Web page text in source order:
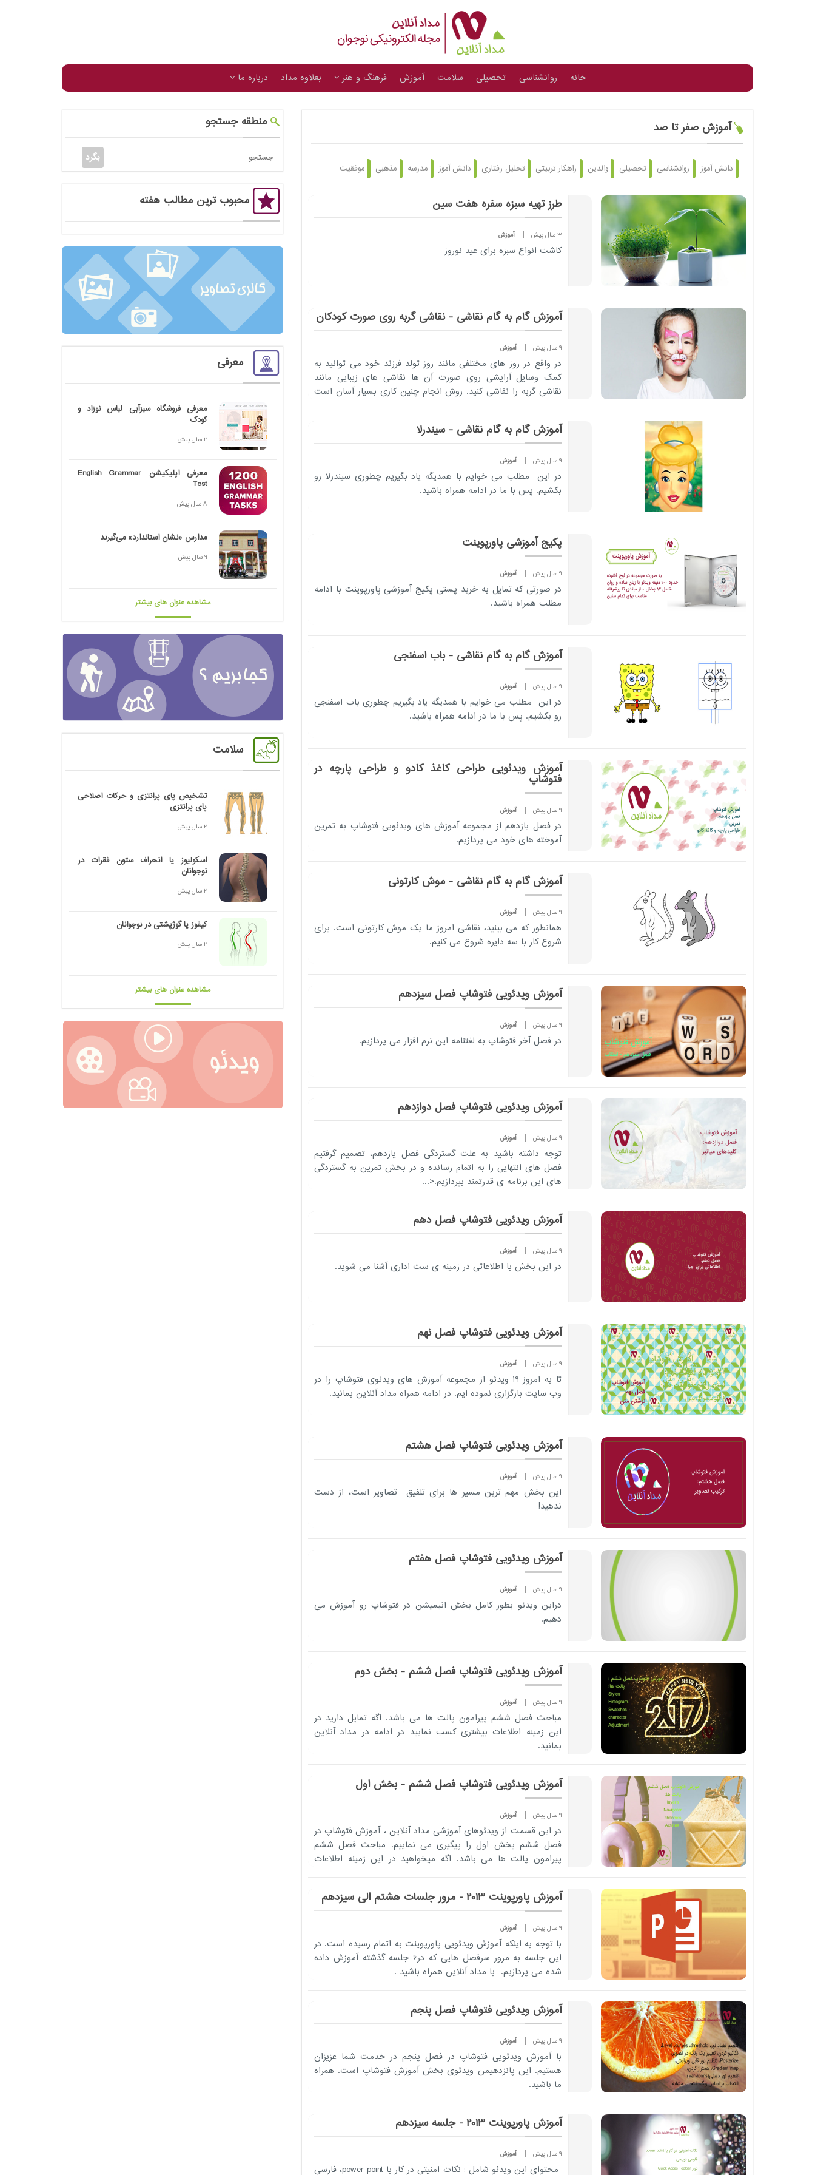
خانه روانشناسی تحصیلی سلامت آموزش فرهنگ و هنر بعلاوه مداد درباره ما
آموزش صفر تا صد
دانش آموز روانشناسی تحصیلی والدین راهکار تربیتی تحلیل رفتاری دانش آموز مدرسه مذهبی موفقیت
طرز تهیه سبزه سفره هفت سین
3 سال پیش آموزش
کاشت انواع سبزه برای عید نوروز
آموزش گام به گام نقاشی - نقاشی گربه روی صورت کودکان
9 سال پیش آموزش
در واقع در روز های مختلفی مانند روز تولد فرزند خود می توانید به
کمک وسایل آرایشی روی صورت آن ها نقاشی های زیبایی مانند
نقاشی گربه را نقاشی کنید. روش انجام چنین کاری بسیار آسان است
آموزش گام به گام نقاشی - سیندرلا
9 سال پیش آموزش
در این مطلب می خوایم با همدیگه یاد بگیریم چطوری سیندرلا رو
بکشیم. پس با ما در ادامه همراه باشید.
پکیج آموزشی پاورپوینت
9 سال پیش آموزش
در صورتی که تمایل به خرید پستی پکیج آموزشیپاورپوینت با ادامه
مطلب همراه باشید.
آموزش گام به گام نقاشی - باب اسفنجی
9 سال پیش آموزش
در این مطلب می خوایم با همدیگه یاد بگیریم چطوری باب اسفنجی
رو بکشیم. پس با ما در ادامه همراه باشید.
آموزش ویدئویی طراحی کاغذ کادو و طراحی پارچه در
فتوشاپ
9 سال پیش آموزش
در فصل یازدهم از مجموعه آموزش های ویدئویی فتوشاپ به تمرین
آموخته های خود می پردازیم.
آموزش گام به گام نقاشی - موش کارتونی
9 سال پیش آموزش
همانطور که می بینید، نقاشی امروز ما یک موش کارتونی است. برای
شروع کار با سه دایره شروع می کنیم.
آموزش ویدئویی فتوشاپ فصل سیزدهم
9 سال پیش آموزش
در فصل آخر فتوشاپ به لغتنامه این نرم افزار می پردازیم.
آموزش ویدئویی فتوشاپ فصل دوازدهم
9 سال پیش آموزش
توجه داشته باشید به علت گستردگی فصل یازدهم، تصمیم گرفتیم
فصل های انتهایی را به اتمام رسانده و در بخش تمرین به گستردگی
های این برنامه ی قدرتمند بپردازیم.<...
آموزش ویدئویی فتوشاپ فصل دهم
9 سال پیش آموزش
در این بخش با اطلاعاتی در زمینه ی ست اداری آشنا می شوید.
آموزش ویدئویی فتوشاپ فصل نهم
9 سال پیش آموزش
تا به امروز 19 ویدئو از مجموعه آموزش های ویدئوی فتوشاپ را در
وب سایت بارگزاری نموده ایم. در ادامه همراه مداد آنلاین بمانید.
آموزش ویدئویی فتوشاپ فصل هشتم
9 سال پیش آموزش
این بخش مهم ترین مسیر ها برای تلفیق تصاویر است، از دست
ندهید!
آموزش ویدئویی فتوشاپ فصل هفتم
9 سال پیش آموزش
دراین ویدئو بطور کامل بخش انیمیشن در فتوشاپ رو آموزش می
دهیم.
آموزش ویدئویی فتوشاپ فصل ششم - بخش دوم
9 سال پیش آموزش
مباحث فصل ششم پیرامون پالت ها می باشد. اگه ​تمایل دارید در
این زمینه اطلاعات بیشتری کسب نمایید در ادامه در مداد آنلاین
بمانید.
آموزش ویدئویی فتوشاپ فصل ششم - بخش اول
9 سال پیش آموزش
در این قسمت از ویدئوهای آموزشی مداد آنلاین ، آموزش فتوشاپ در
فصل ششم بخش اول را پیگیری می نماییم. مباحث فصل ششم
پیرامون پالت ها می باشد. اگه میخواهید در این زمینه اطلاعات
آموزش پاورپوینت 2013 - مرور جلسات هشتم الی سیزدهم
9 سال پیش آموزش
با توجه به اینکه آموزش ویدئویی پاورپوینت به ​اتمام رسیده است. در
این جلسه به مرور سرفصل هایی که در6 جلسه گذشته آموزش داده
شده می پردازیم. با مداد آنلاین همراه باشید .
آموزش ویدئویی فتوشاپ فصل پنجم
9 سال پیش آموزش
با آموزش ویدئویی فتوشاپ در فصل پنجم در خدمت شما عزیزان
هستیم. این پانزدهیمن ویدئوی بخش آموزش فتوشاپ است. همراه
ما باشید.
آموزش پاورپوینت 2013 - جلسه سیزدهم
9 سال پیش آموزش
محتوای این ویدئو شامل : نکات امنیتی در کار با power point، فارسی
منطقه جستجو
محبوب ترین مطالب هفته
معرفی
معرفی فروشگاه سبزآبی لباس نوزاد و
کودک
2 سال پیش
معرفی اپلیکیشن English Grammar
Test
8 سال پیش
مدارس «نشان استاندارد» می‌گیرند
9 سال پیش
مشاهده عنوان های بیشتر
سلامت
تشخیص پای پرانتزی و حرکات اصلاحی
پای پرانتزی
2 سال پیش
اسکولیوز یا انحراف ستون فقرات در
نوجوانان
2 سال پیش
کیفوز یا گوژپشتی در نوجوانان
2 سال پیش
مشاهده عنوان های بیشتر